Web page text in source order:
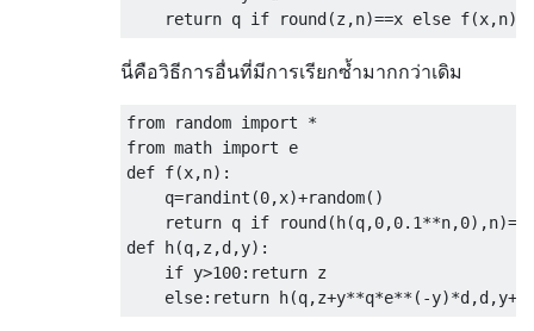
นี่คือวิธีการอื่นที่มีการเรียกซ้ำมากกว่าเดิม
from random import *
from math import e
def f(x,n):
    q=randint(0,x)+random()
return q if
def h(q,z,d,y):
    if y>100:return z